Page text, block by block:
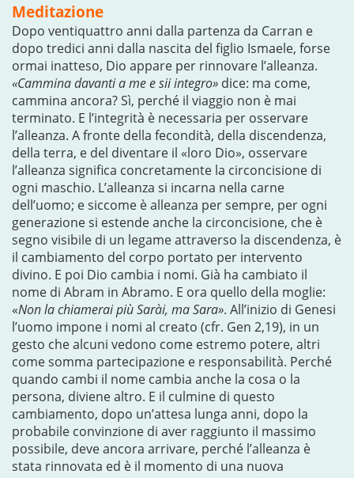
Meditazione
Dopo ventiquattro anni dalla partenza da Carran e
dopo tredici anni dalla nascita del figlio Ismaele, forse
ormai inatteso, Dio appare per rinnovare l’alleanza.
«Cammina davanti a me e sii integro» dice: ma come,
cammina ancora? Sì, perché il viaggio non è mai
terminato. E l’integrità è necessaria per osservare
l’alleanza. A fronte della fecondità, della discendenza,
della terra, e del diventare il «loro Dio», osservare
l’alleanza significa concretamente la circoncisione di
ogni maschio. L’alleanza si incarna nella carne
dell’uomo; e siccome è alleanza per sempre, per ogni
generazione si estende anche la circoncisione, che è
segno visibile di un legame attraverso la discendenza, è
il cambiamento del corpo portato per intervento
divino. E poi Dio cambia i nomi. Già ha cambiato il
nome di Abram in Abramo. E ora quello della moglie:
«Non la chiamerai più Sarài, ma Sara». All’inizio di Genesi
l’uomo impone i nomi al creato (cfr. Gen 2,19), in un
gesto che alcuni vedono come estremo potere, altri
come somma partecipazione e responsabilità. Perché
quando cambi il nome cambia anche la cosa o la
persona, diviene altro. E il culmine di questo
cambiamento, dopo un’attesa lunga anni, dopo la
probabile convinzione di aver raggiunto il massimo
possibile, deve ancora arrivare, perché l’alleanza è
stata rinnovata ed è il momento di una nuova